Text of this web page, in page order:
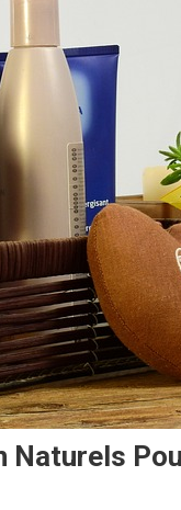
Naturels